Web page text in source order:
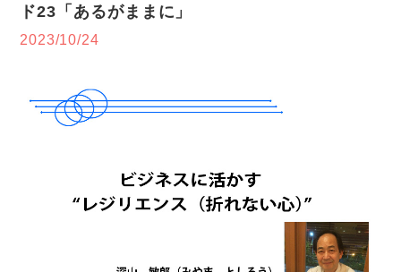
ド23「あるがままに」
2023/10/24